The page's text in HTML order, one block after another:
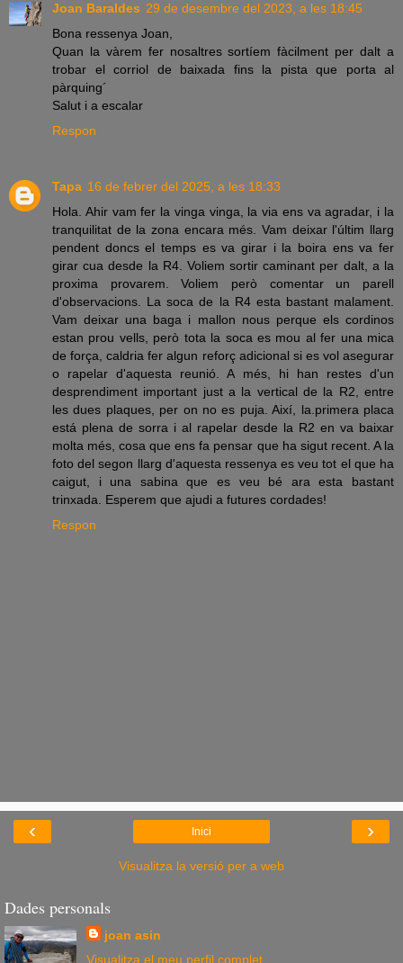
Joan Baraldes 29 de desembre del 2023, a les 18:45
Bona ressenya Joan,
Quan la vàrem fer nosaltres sortíem fàcilment per dalt a
trobar el corriol de baixada fins la pista que porta al
pàrquing´
Salut i a escalar
Respon
Tapa 16 de febrer del 2025, a les 18:33
Hola. Ahir vam fer la vinga vinga, la via ens va agradar, i la
tranquilitat de la zona encara més. Vam deixar l'últim llarg
pendent doncs el temps es va girar i la boira ens va fer
girar cua desde la R4. Voliem sortir caminant per dalt, a la
proxima provarem. Voliem però comentar un parell
d'observacions. La soca de la R4 esta bastant malament.
Vam deixar una baga i mallon nous perque els cordinos
estan prou vells, però tota la soca es mou al fer una mica
de força, caldria fer algun reforç adicional si es vol asegurar
o rapelar d'aquesta reunió. A més, hi han restes d'un
desprendiment important just a la vertical de la R2, entre
les dues plaques, per on no es puja. Així, la.primera placa
está plena de sorra i al rapelar desde la R2 en va baixar
molta més, cosa que ens fa pensar que ha sigut recent. A la
foto del segon llarg d'aquesta ressenya es veu tot el que ha
caigut, i una sabina que es veu bé ara esta bastant
trinxada. Esperem que ajudi a futures cordades!
Respon
‹ ›
Inici
Visualitza la versió per a web
Dades personals
joan asin
Visualitza el meu perfil complet